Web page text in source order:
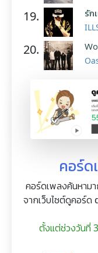
19. รัก
20.
คอร์ด
คอร์ดเพลงค้นหาม
จากเว็บไซต์ดูคอร์
ตั้งแต่ช่วงวันที่